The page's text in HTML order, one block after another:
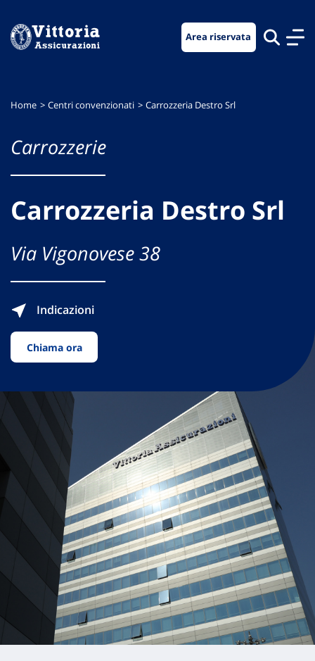
menu
contenuto
footer
Area riservata
Home Centri convenzionati Carrozzeria Destro Srl
Carrozzerie
Carrozzeria Destro Srl
Via Vigonovese 38
Indicazioni
Chiama ora